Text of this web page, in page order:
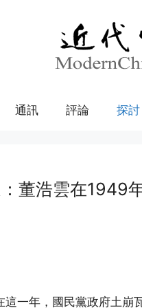
通訊 評論 探討
董浩雲在1949
一年，國民黨政府土崩